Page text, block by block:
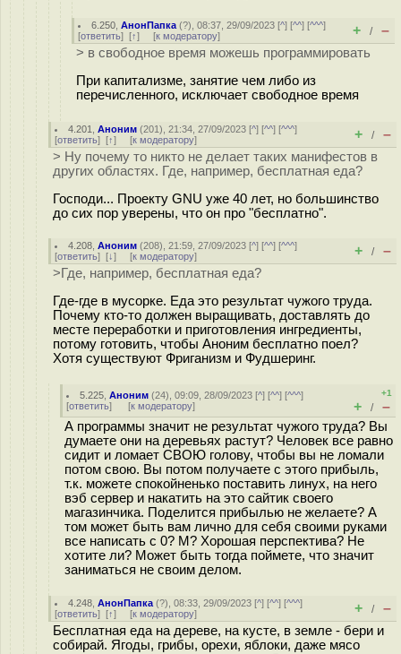
6.250 ,АнонПапка (?), 08:37, 29/09/2023 [^] [^^] [^^^]
[ответить] [↑] [к модератору] + / –
> в свободное время можешь программировать
При капитализме, занятие чем либо из
перечисленного, исключает свободное время
4.201 ,Аноним (201), 21:34, 27/09/2023 [^] [^^] [^^^]
[ответить] [↑] [к модератору] + / –
> Ну почему то никто не делает таких манифестов в
других областях. Где, например, бесплатная еда?
Господи... Проекту GNU уже 40 лет, но большинство
до сих пор уверены, что он про "бесплатно".
4.208 ,Аноним (208), 21:59, 27/09/2023 [^] [^^] [^^^]
[ответить] [↓] [к модератору] + / –
>Где, например, бесплатная еда?
Где-где в мусорке. Еда это результат чужого труда.
Почему кто-то должен выращивать, доставлять до
месте переработки и приготовления ингредиенты,
потому готовить, чтобы Аноним бесплатно поел?
Хотя существуют Фриганизм и Фудшеринг.
5.225 ,Аноним (24), 09:09, 28/09/2023 [^] [^^] [^^^]
[ответить] [к модератору]
+1
+ / –
А программы значит не результат чужого труда? Вы
думаете они на деревьях растут? Человек все равно
сидит и ломает СВОЮ голову, чтобы вы не ломали
потом свою. Вы потом получаете с этого прибыль,
т.к. можете спокойненько поставить линух, на него
вэб сервер и накатить на это сайтик своего
магазинчика. Поделится прибылью не желаете? А
том может быть вам лично для себя своими руками
все написать с 0? М? Хорошая перспектива? Не
хотите ли? Может быть тогда поймете, что значит
заниматься не своим делом.
4.248 ,АнонПапка (?), 08:33, 29/09/2023 [^] [^^] [^^^]
[ответить] [↑] [к модератору] + / –
Бесплатная еда на дереве, на кусте, в земле - бери и
собирай. Ягоды, грибы, орехи, яблоки, даже мясо